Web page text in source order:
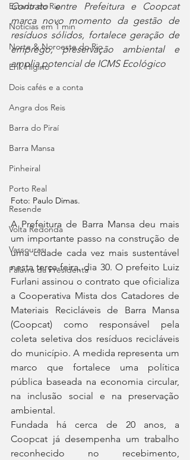
Estado do Rio
Notícias em 1 min
Norte & Noroeste do Rio
Erik Higino
Dois cafés e a conta
Angra dos Reis
Barra do Piraí
Barra Mansa
Pinheiral
Porto Real
Resende
Volta Redonda
Vassouras
Palavra da Presidenta
Contrato entre Prefeitura e Coopcat
marca novo momento da gestão de
resíduos sólidos, fortalece geração de
emprego, preservação ambiental e
amplia potencial de ICMS Ecológico
Foto: Paulo Dimas.
A Prefeitura de Barra Mansa deu mais
um importante passo na construção de
uma cidade cada vez mais sustentável
nesta terça-feira, dia 30. O prefeito Luiz
Furlani assinou o contrato que oficializa
a Cooperativa Mista dos Catadores de
Materiais Recicláveis de Barra Mansa
(Coopcat) como responsável pela
coleta seletiva dos resíduos recicláveis
do município. A medida representa um
marco que fortalece uma política
pública baseada na economia circular,
na inclusão social e na preservação
ambiental.
Fundada há cerca de 20 anos, a
Coopcat já desempenha um trabalho
reconhecido no recebimento,